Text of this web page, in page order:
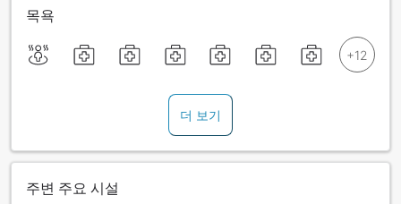
목욕
더 보기
주변 주요 시설